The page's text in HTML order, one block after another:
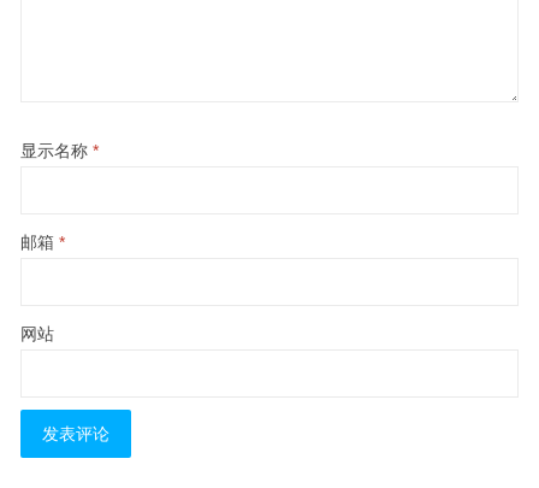
显示名称 *
邮箱 *
网站